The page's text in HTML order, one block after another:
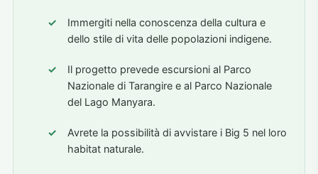
Immergiti nella conoscenza della cultura e
dello stile di vita delle popolazioni indigene.
Il progetto prevede escursioni al Parco
Nazionale di Tarangire e al Parco Nazionale
del Lago Manyara.
Avrete la possibilità di avvistare i Big 5 nel loro
habitat naturale.